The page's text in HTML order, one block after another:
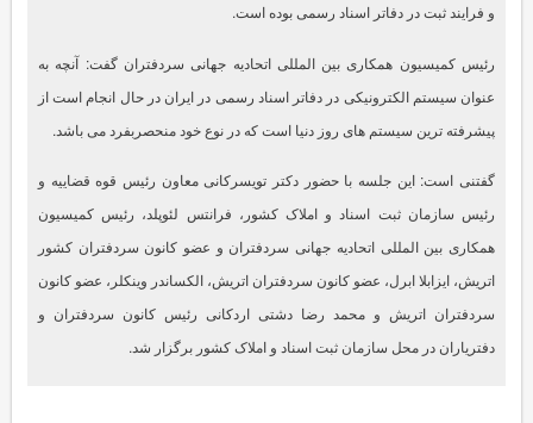
و فرایند ثبت در دفاتر اسناد رسمی بوده است.
رئیس کمیسیون همکاری بین المللی اتحادیه جهانی سردفتران گفت: آنچه به
عنوان سیستم الکترونیکی در دفاتر اسناد رسمی در ایران در حال انجام است از
پیشرفته ترین سیستم های روز دنیا است که در نوع خود منحصربفرد می باشد.
گفتنی است: این جلسه با حضور دکتر تویسرکانی معاون رئیس قوه قضاییه و
رئیس سازمان ثبت اسناد و املاک کشور، فرانتس لئوپلد، رئیس کمیسیون
همکاری بین المللی اتحادیه جهانی سردفتران و عضو کانون سردفتران کشور
اتریش، ایزابلا ابرل، عضو کانون سردفتران اتریش، الکساندر وینکلر، عضو کانون
سردفتران اتریش و محمد رضا دشتی اردکانی رئیس کانون سردفتران و
دفتریاران در محل سازمان ثبت اسناد و املاک کشور برگزار شد.